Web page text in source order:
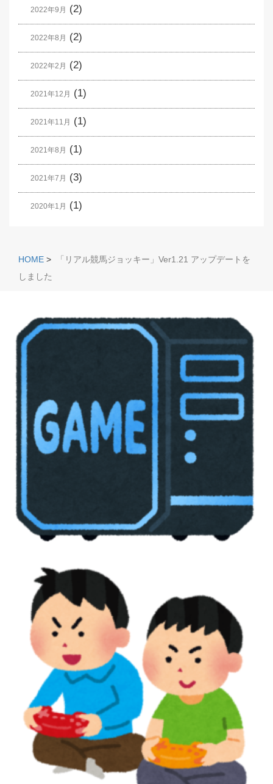
2022年9月 (2)
2022年8月 (2)
2022年2月 (2)
2021年12月 (1)
2021年11月 (1)
2021年8月 (1)
2021年7月 (3)
2020年1月 (1)
HOME >
「リアル競馬ジョッキー」Ver1.21 アップデートを
しました